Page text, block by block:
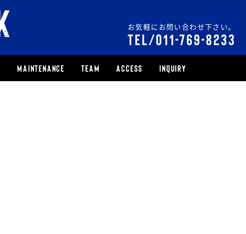
お気軽にお問い合わせ下さい。
TEL/011-769-8233
MAINTENANCE TEAM ACCESS INQUIRY